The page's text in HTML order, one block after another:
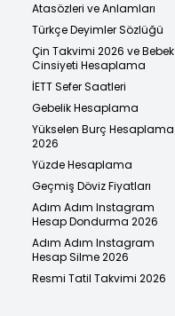
Atasözleri ve Anlamları
Türkçe Deyimler Sözlüğü
Çin Takvimi 2026 ve Bebek
Cinsiyeti Hesaplama
İETT Sefer Saatleri
Gebelik Hesaplama
Yükselen Burç Hesaplama
2026
Yüzde Hesaplama
Geçmiş Döviz Fiyatları
Adım Adım Instagram
Hesap Dondurma 2026
Adım Adım Instagram
Hesap Silme 2026
Resmi Tatil Takvimi 2026